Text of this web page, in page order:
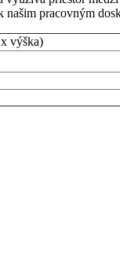
našim pracovným
výška)